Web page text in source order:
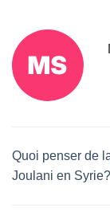
Quoi penser de
Joulani en Syrie?